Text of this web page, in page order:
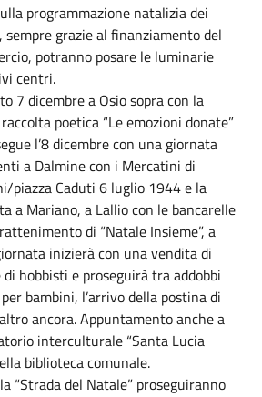
programmazione natalizia dei
grazie al finanziamento del
potranno posare le luminarie
centri.
7 dicembre a Osio sopra con la
poetica “Le emozioni donate”
l’8 dicembre con una giornata
a Dalmine con i Mercatini di
piazza Caduti 6 luglio 1944 e la
a Mariano, a Lallio con le bancarelle
di “Natale Insieme”, a
inizierà con una vendita di
di hobbisti e proseguirà tra addobbi
bambini, l’arrivo della postina di
ancora. Appuntamento anche a
interculturale “Santa Lucia
biblioteca comunale.
“Strada del Natale” proseguiranno